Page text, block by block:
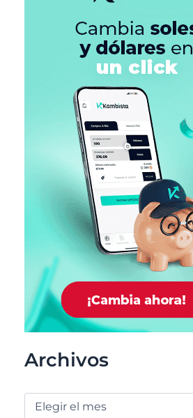
Archivos